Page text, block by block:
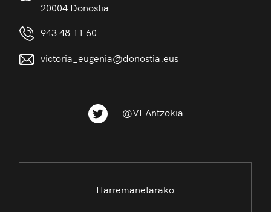
20004 Donostia
943 48 11 60
victoria_eugenia@donostia.eus
@VEAntzokia
Harremanetarako